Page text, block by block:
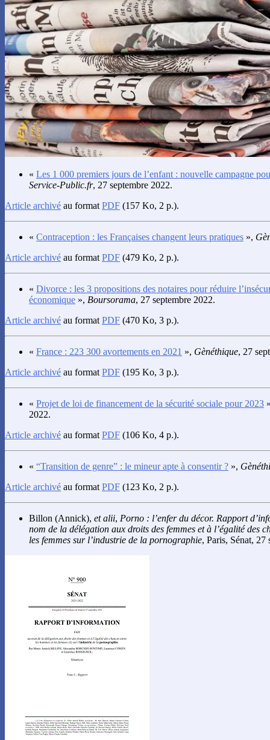
« Les 1 000 premiers jours de l’enfant : nouvelle campagne
Service-Public.fr, 27 septembre 2022.
Article archivé au format PDF (157 Ko, 2 p.).
« Contraception : les Françaises changent leurs pratiques »,
Article archivé au format PDF (479 Ko, 2 p.).
« Divorce : les 3 propositions des notaires pour réduire
économique », Boursorama, 27 septembre 2022.
Article archivé au format PDF (470 Ko, 3 p.).
« France : 223 300 avortements en 2021 », Gènéthique, 27
Article archivé au format PDF (195 Ko, 3 p.).
« Projet de loi de financement de la sécurité sociale pour 2023
2022.
Article archivé au format PDF (106 Ko, 4 p.).
« “Transition de genre” : le mineur apte à consentir ? »,
Article archivé au format PDF (123 Ko, 2 p.).
Billon (Annick), et alii, Porno : l’enfer du décor. Rapport
nom de la délégation aux droits des femmes et à l’égalité des
les femmes sur l’industrie de la pornographie, Paris, Sénat, 27